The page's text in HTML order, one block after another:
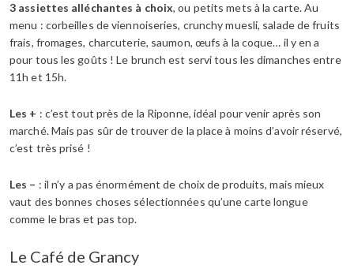
3 assiettes alléchantes à choix, ou petits mets à la carte. Au
menu : corbeilles de viennoiseries, crunchy muesli, salade de fruits
frais, fromages, charcuterie, saumon, œufs à la coque… il y en a
pour tous les goûts ! Le brunch est servi tous les dimanches entre
11h et 15h.
Les + : c’est tout près de la Riponne, idéal pour venir après son
marché. Mais pas sûr de trouver de la place à moins d’avoir réservé,
c’est très prisé !
Les – : il n’y a pas énormément de choix de produits, mais mieux
vaut des bonnes choses sélectionnées qu’une carte longue
comme le bras et pas top.
Le Café de Grancy